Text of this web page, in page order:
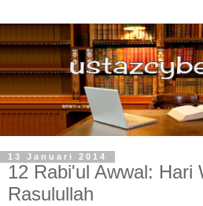
13 Januari 2014
12 Rabi'ul Awwal: Hari
Rasulullah